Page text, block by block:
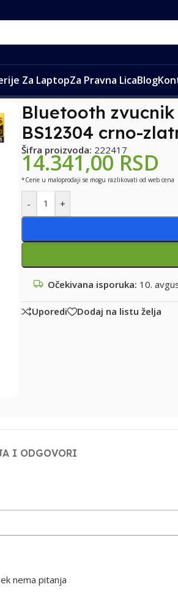
Za LaptopZa Pravna LicaBlog
BS12304 crno-zlatni
Bluetooth
BS12304 crno-
Šifra proizvoda: 222417
14.341,00RSD
*Cene u maloprodaji se mogu razlikovati od web cena
- +
Očekivana isporuka: 10.
Uporedi Dodaj na listu želja
I ODGOVORI
nema pitanja